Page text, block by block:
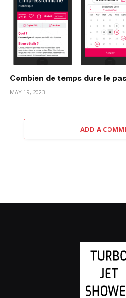
Combien de temps dure le
MAY 19, 2023
ADD A